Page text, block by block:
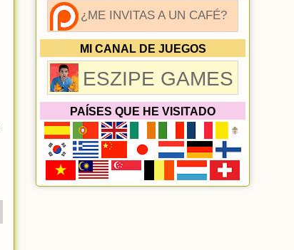
¿ME INVITAS A UN CAFÉ?
MI CANAL DE JUEGOS
ESZIPE GAMES
PAÍSES QUE HE VISITADO